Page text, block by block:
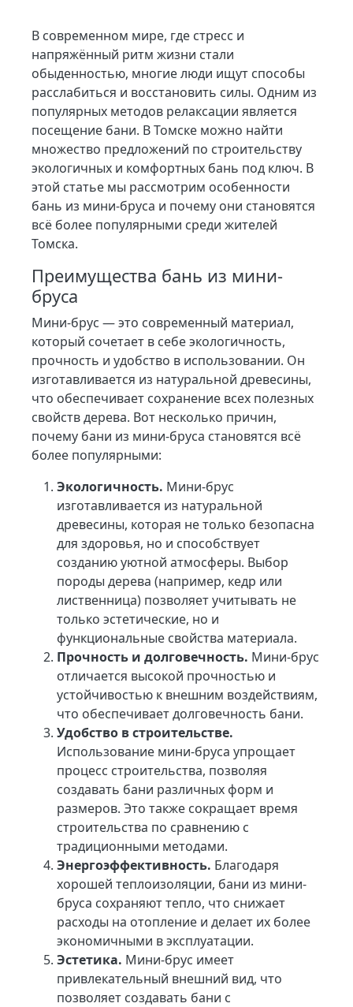
В современном мире, где стресс и
напряжённый ритм жизни стали
обыденностью, многие люди ищут способы
расслабиться и восстановить силы. Одним из
популярных методов релаксации является
посещение бани. В Томске можно найти
множество предложений по строительству
экологичных и комфортных бань под ключ. В
этой статье мы рассмотрим особенности
бань из мини-бруса и почему они становятся
всё более популярными среди жителей
Томска.
Преимущества бань из мини-
бруса
Мини-брус — это современный материал,
который сочетает в себе экологичность,
прочность и удобство в использовании. Он
изготавливается из натуральной древесины,
что обеспечивает сохранение всех полезных
свойств дерева. Вот несколько причин,
почему бани из мини-бруса становятся всё
более популярными:
Экологичность. Мини-брус
изготавливается из натуральной
древесины, которая не только безопасна
для здоровья, но и способствует
созданию уютной атмосферы. Выбор
породы дерева (например, кедр или
лиственница) позволяет учитывать не
только эстетические, но и
функциональные свойства материала.
Прочность и долговечность. Мини-брус
отличается высокой прочностью и
устойчивостью к внешним воздействиям,
что обеспечивает долговечность бани.
Удобство в строительстве.
Использование мини-бруса упрощает
процесс строительства, позволяя
создавать бани различных форм и
размеров. Это также сокращает время
строительства по сравнению с
традиционными методами.
Энергоэффективность. Благодаря
хорошей теплоизоляции, бани из мини-
бруса сохраняют тепло, что снижает
расходы на отопление и делает их более
экономичными в эксплуатации.
Эстетика. Мини-брус имеет
привлекательный внешний вид, что
позволяет создавать бани с